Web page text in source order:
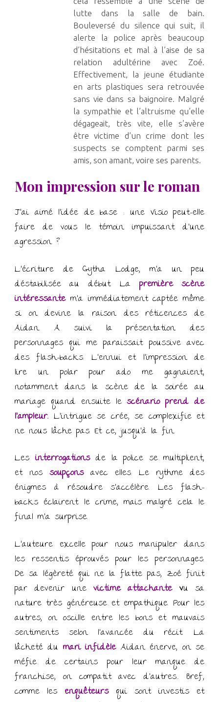
lutte dans la salle de bain.
Bouleversé du silence qui suit, il
alerte la police après beaucoup
d’hésitations et mal à l’aise de sa
relation adultérine avec Zoé.
Effectivement, la jeune étudiante
en arts plastiques sera retrouvée
sans vie dans sa baignoire. Malgré
la sympathie et l’altruisme qu’elle
dégageait, très vite, elle s’avère
être victime d’un crime dont les
suspects se comptent parmi ses
amis, son amant, voire ses parents.
Mon impression sur le roman
J’ai aimé l’idée de base : une Visio peut-elle
faire de vous le témoin impuissant d’une
agression ?
L’écriture de Gytha Lodge, m’a un peu
déstabilisée au début. La première scène
intéressantem’a immédiatement captée même
si on devine la raison des réticences de
Aidan. A suivi la présentation des
personnages qui me paraissait poussive avec
des flash-backs. L’ennui et l’impression de
lire un polar pour ado me gagnaient,
notamment dans la scène de la soirée au
mariage quand ensuite lescénario prend de
l’ampleur. L’intrigue se crée, se complexifie et
ne nous lâche pas. Et ce, jusqu’à la fin.
Les interrogations de la police se multiplient,
et nos soupçons avec elles. Le rythme des
énigmes à résoudre s’accélère. Les flash-
backs éclairent le crime, mais malgré cela le
final m’a surprise.
L’auteure excelle pour nous manipuler dans
les ressentis éprouvés pour les personnages.
De sa légèreté qui ne la flatte pas, Zoé finit
par devenir une victime attachantevu sa
nature très généreuse et empathique. Pour les
autres, on oscille entre les bons et mauvais
sentiments selon l’avancée du récit. La
lâcheté du mari infidèle Aidan énerve, on se
méfie de certains pour leur manque de
franchise, on compatit avec d’autres… Bref,
comme les enquêteurs qui sont investis et